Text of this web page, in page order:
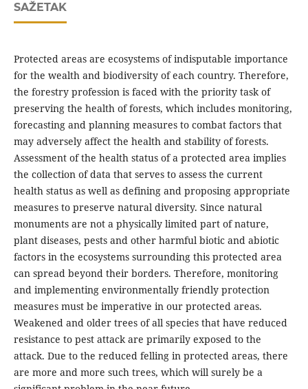
SAŽETAK
Protected areas are ecosystems of indisputable importance
for the wealth and biodiversity of each country. Therefore,
the forestry profession is faced with the priority task of
preserving the health of forests, which includes monitoring,
forecasting and planning measures to combat factors that
may adversely affect the health and stability of forests.
Assessment of the health status of a protected area implies
the collection of data that serves to assess the current
health status as well as defining and proposing appropriate
measures to preserve natural diversity. Since natural
monuments are not a physically limited part of nature,
plant diseases, pests and other harmful biotic and abiotic
factors in the ecosystems surrounding this protected area
can spread beyond their borders. Therefore, monitoring
and implementing environmentally friendly protection
measures must be imperative in our protected areas.
Weakened and older trees of all species that have reduced
resistance to pest attack are primarily exposed to the
attack. Due to the reduced felling in protected areas, there
are more and more such trees, which will surely be a